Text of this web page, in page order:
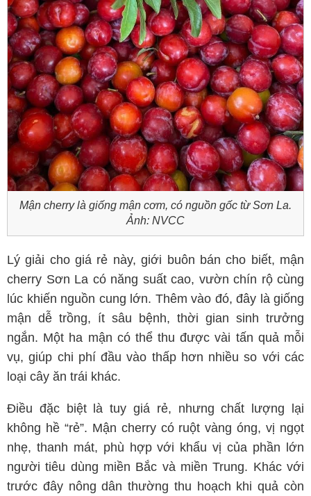
Mận cherry là giống mận cơm, có nguồn gốc từ Sơn La.
Ảnh: NVCC
Lý giải cho giá rẻ này, giới buôn bán cho biết, mận
cherry Sơn La có năng suất cao, vườn chín rộ cùng
lúc khiến nguồn cung lớn. Thêm vào đó, đây là giống
mận dễ trồng, ít sâu bệnh, thời gian sinh trưởng
ngắn. Một ha mận có thể thu được vài tấn quả mỗi
vụ, giúp chi phí đầu vào thấp hơn nhiều so với các
loại cây ăn trái khác.
Điều đặc biệt là tuy giá rẻ, nhưng chất lượng lại
không hề “rẻ”. Mận cherry có ruột vàng óng, vị ngọt
nhẹ, thanh mát, phù hợp với khẩu vị của phần lớn
người tiêu dùng miền Bắc và miền Trung. Khác với
trước đây nông dân thường thu hoạch khi quả còn